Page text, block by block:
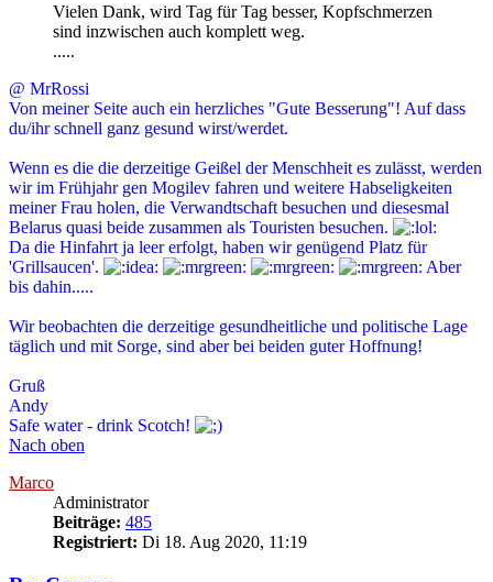
Vielen Dank, wird Tag für Tag besser, Kopfschmerzen
sind inzwischen auch komplett weg.
.....
@ MrRossi
Von meiner Seite auch ein herzliches "Gute Besserung"! Auf dass
du/ihr schnell ganz gesund wirst/werdet.
Wenn es die die derzeitige Geißel der Menschheit es zulässt, werden
wir im Frühjahr gen Mogilev fahren und weitere Habseligkeiten
meiner Frau holen, die Verwandtschaft besuchen und diesesmal
Belarus quasi beide zusammen als Touristen besuchen.
Da die Hinfahrt ja leer erfolgt, haben wir genügend Platz für
'Grillsaucen'.
Aber
bis dahin.....
Wir beobachten die derzeitige gesundheitliche und politische Lage
täglich und mit Sorge, sind aber bei beiden guter Hoffnung!
Gruß
Andy
Safe water - drink Scotch!
Nach oben
Marco
Administrator
Beiträge: 485
Registriert: Di 18. Aug 2020, 11:19